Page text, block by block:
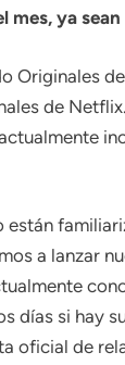
mes, ya
Originales
de
están
a lanzar
días si hay
oficial de